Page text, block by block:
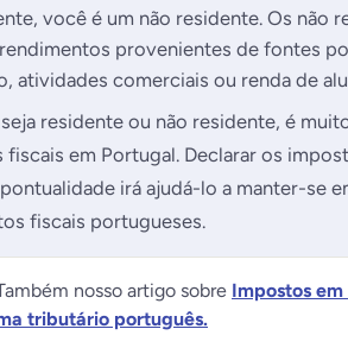
você é um não residente. Os não
provenientes de fontes
atividades comerciais ou renda de
residente ou não residente, é
fiscais em Portugal. Declarar os
irá ajudá-lo a manter-se
fiscais portugueses.
nosso artigo sobre Impostos
tributário português.